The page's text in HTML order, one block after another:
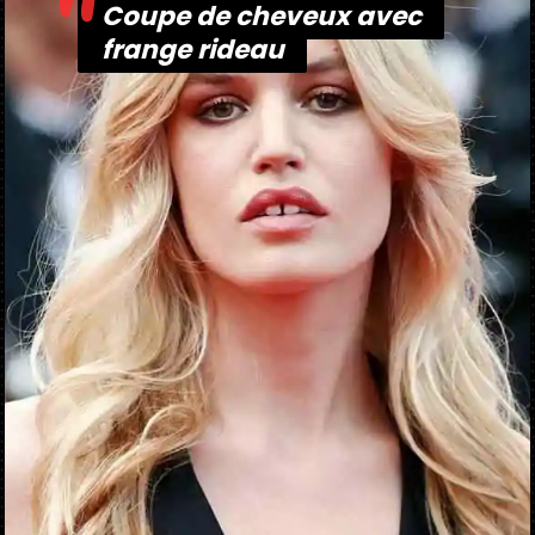
Coupe de cheveux avec
frange rideau
Coupe de cheveux avec
frange rideau